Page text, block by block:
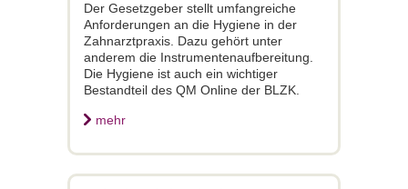
Der Gesetzgeber stellt umfangreiche
Anforderungen an die Hygiene in der
Zahnarztpraxis. Dazu gehört unter
anderem die Instrumentenaufbereitung.
Die Hygiene ist auch ein wichtiger
Bestandteil des QM Online der BLZK.
mehr